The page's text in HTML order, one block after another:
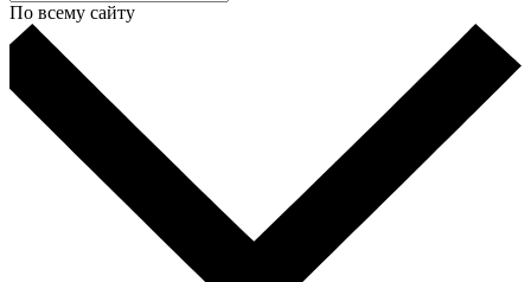
По всему сайту